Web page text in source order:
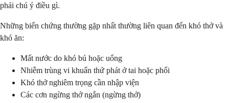
phải chú ý điều gì.
Những biến chứng thường gặp nhất thường liên quan đến khó thở và
khó ăn:
Mất nước do khó bú hoặc uống
Nhiễm trùng vi khuẩn thứ phát ở tai hoặc phổi
Khó thở nghiêm trọng cần nhập viện
Các cơn ngừng thở ngắn (ngừng thở)